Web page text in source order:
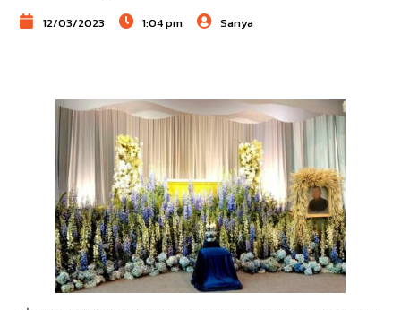
12/03/2023 1:04 pm Sanya